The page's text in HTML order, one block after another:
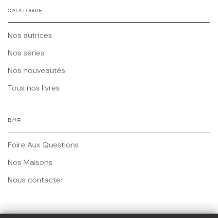
CATALOGUE
Nos autrices
Nos séries
Nos nouveautés
Tous nos livres
BMR
Foire Aux Questions
Nos Maisons
Nous contacter